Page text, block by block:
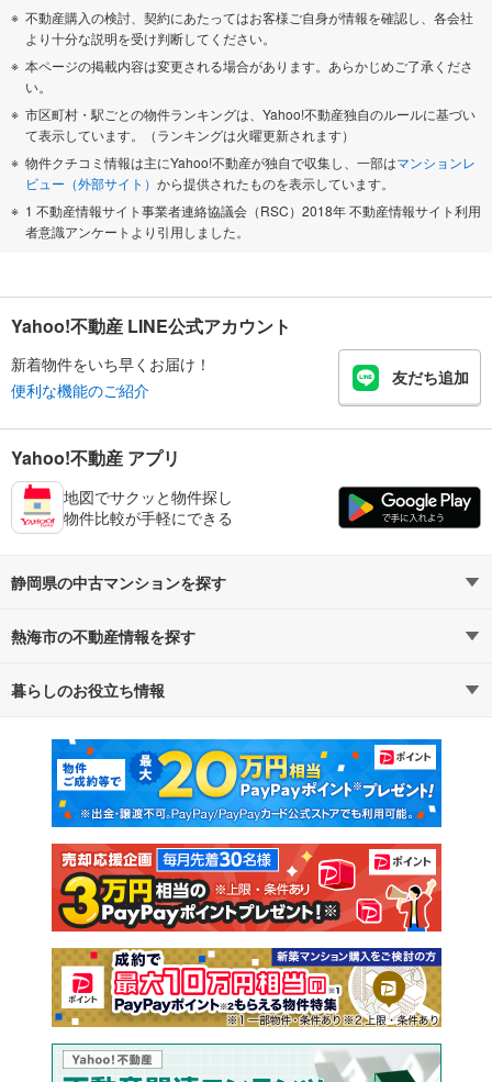
不動産購入の検討、契約にあたってはお客様ご自身が情報を確認し、各会社
より十分な説明を受け判断してください。
本ページの掲載内容は変更される場合があります。あらかじめご了承くださ
い。
市区町村・駅ごとの物件ランキングは、Yahoo!不動産独自のルールに基づい
て表示しています。（ランキングは火曜更新されます）
物件クチコミ情報は主にYahoo!不動産が独自で収集し、一部はマンションレ
ビュー（外部サイト） から提供されたものを表示しています。
1 不動産情報サイト事業者連絡協議会（RSC）2018年 不動産情報サイト利用
者意識アンケートより引用しました。
Yahoo!不動産 LINE公式アカウント
新着物件をいち早くお届け！
便利な機能のご紹介
友だち追加
Yahoo!不動産 アプリ
地図でサクッと物件探し
物件比較が手軽にできる
静岡県の中古マンションを探す
路線・駅から探す
通勤・通学時間から探す
熱海市の不動産情報を探す
不動産・住宅
新築マンション 中古マンション
新築一戸建て 中古一戸建て
注文住宅 土地
売却査定
暮らしのお役立ち情報
マンションカタログ 教えて！住まいの先生